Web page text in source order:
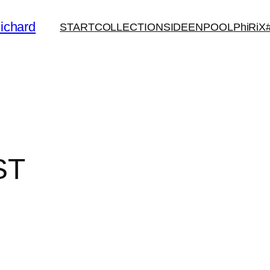
STARTCOLLECTIONSIDEENPOOLPhiRiX